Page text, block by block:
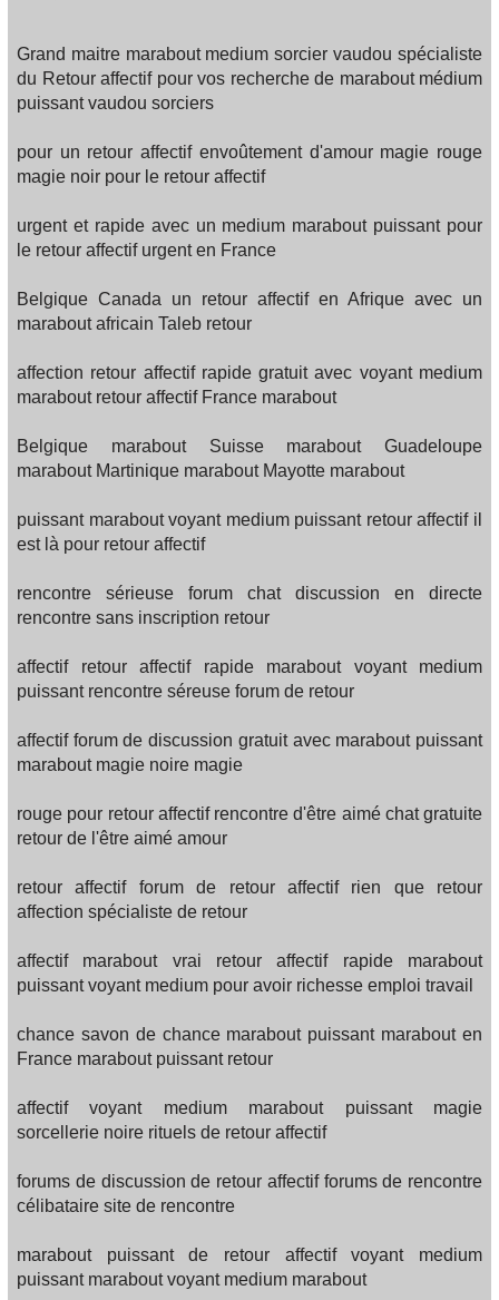
Grand maitre marabout medium sorcier vaudou spécialiste
du Retour affectif pour vos recherche de marabout médium
puissant vaudou sorciers
pour un retour affectif envoûtement d'amour magie rouge
magie noir pour le retour affectif
urgent et rapide avec un medium marabout puissant pour
le retour affectif urgent en France
Belgique Canada un retour affectif en Afrique avec un
marabout africain Taleb retour
affection retour affectif rapide gratuit avec voyant medium
marabout retour affectif France marabout
Belgique marabout Suisse marabout Guadeloupe
marabout Martinique marabout Mayotte marabout
puissant marabout voyant medium puissant retour affectif il
est là pour retour affectif
rencontre sérieuse forum chat discussion en directe
rencontre sans inscription retour
affectif retour affectif rapide marabout voyant medium
puissant rencontre séreuse forum de retour
affectif forum de discussion gratuit avec marabout puissant
marabout magie noire magie
rouge pour retour affectif rencontre d'être aimé chat gratuite
retour de l'être aimé amour
retour affectif forum de retour affectif rien que retour
affection spécialiste de retour
affectif marabout vrai retour affectif rapide marabout
puissant voyant medium pour avoir richesse emploi travail
chance savon de chance marabout puissant marabout en
France marabout puissant retour
affectif voyant medium marabout puissant magie
sorcellerie noire rituels de retour affectif
forums de discussion de retour affectif forums de rencontre
célibataire site de rencontre
marabout puissant de retour affectif voyant medium
puissant marabout voyant medium marabout